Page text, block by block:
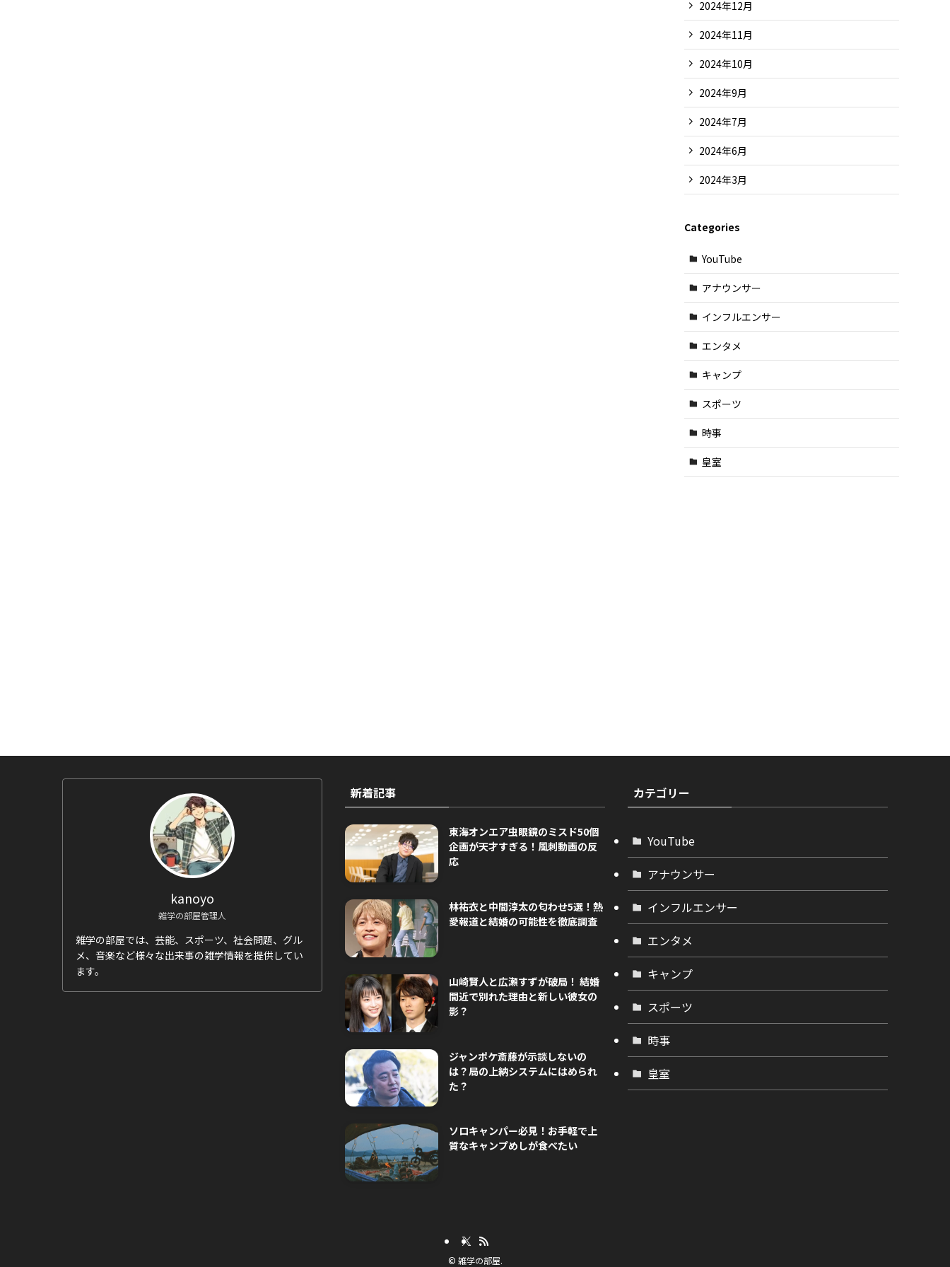
2024年12月
2024年11月
2024年10月
2024年9月
2024年7月
2024年6月
2024年3月
Categories
YouTube
アナウンサー
インフルエンサー
エンタメ
キャンプ
スポーツ
時事
皇室
kanoyo
雑学の部屋管理人
雑学の部屋では、芸能、スポーツ、社会問題、グル
メ、音楽など様々な出来事の雑学情報を提供してい
ます。
新着記事
東海オンエア虫眼鏡のミスド50個
企画が天才すぎる！風刺動画の反
応
林祐衣と中間淳太の匂わせ5選！熱
愛報道と結婚の可能性を徹底調査
山崎賢人と広瀬すずが破局！ 結婚
間近で別れた理由と新しい彼女の
影？
ジャンポケ斎藤が示談しないの
は？局の上納システムにはめられ
た？
ソロキャンパー必見！お手軽で上
質なキャンプめしが食べたい
カテゴリー
YouTube
アナウンサー
インフルエンサー
エンタメ
キャンプ
スポーツ
時事
皇室
© 雑学の部屋.